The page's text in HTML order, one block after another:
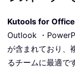
Kutools for Office
Outlook ・
が含まれており、
るチームに最適で